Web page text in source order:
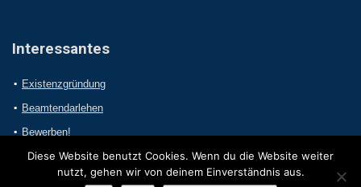
Interessantes
Existenzgründung
Beamtendarlehen
Bewerben!
Diese Website benutzt Cookies. Wenn du die Website weiter
nutzt, gehen wir von deinem Einverständnis aus.